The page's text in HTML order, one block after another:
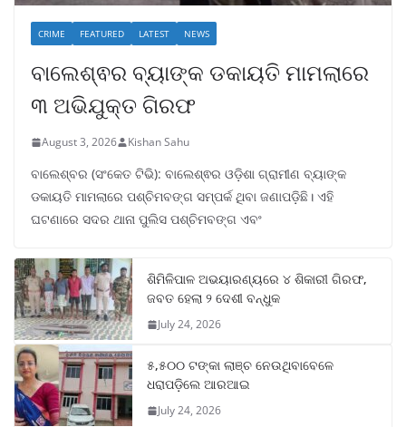
CRIME FEATURED LATEST NEWS
ବାଲେଶ୍ଵର ବ୍ୟାଙ୍କ ଡକାୟତି ମାମଲାରେ
୩ ଅଭିଯୁକ୍ତ ଗିରଫ
August 3, 2026 Kishan Sahu
ବାଲେଶ୍ବର (ସଂକେତ ଟିଭି): ବାଲେଶ୍ଵର ଓଡ଼ିଶା ଗ୍ରାମୀଣ ବ୍ୟାଙ୍କ
ଡକାୟତି ମାମଲାରେ ପଶ୍ଚିମବଙ୍ଗ ସମ୍ପର୍କ ଥିବା ଜଣାପଡ଼ିଛି। ଏହି
ଘଟଣାରେ ସଦର ଥାନା ପୁଲିସ ପଶ୍ଚିମବଙ୍ଗ ଏବଂ
ଶିମିଳିପାଳ ଅଭୟାରଣ୍ୟରେ ୪ ଶିକାରୀ ଗିରଫ,
ଜବତ ହେଲା ୨ ଦେଶୀ ବନ୍ଧୁକ
July 24, 2026
୫,୫୦୦ ଟଙ୍କା ଲାଞ୍ଚ ନେଉଥିବାବେଳେ
ଧରାପଡ଼ିଲେ ଆରଆଇ
July 24, 2026